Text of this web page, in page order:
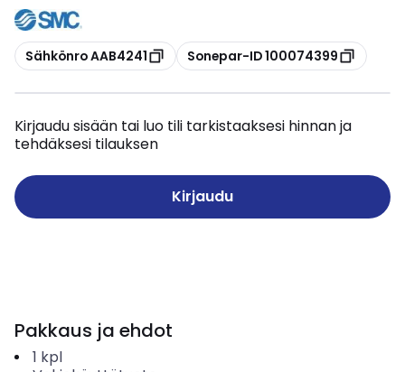
Kopioi
Sähkönro AAB4241 Kopioi
Sonepar-ID 100074399
Kirjaudu sisään tai luo tili tarkistaaksesi hinnan ja
tehdäksesi tilauksen
Kirjaudu
Pakkaus ja ehdot
1 kpl